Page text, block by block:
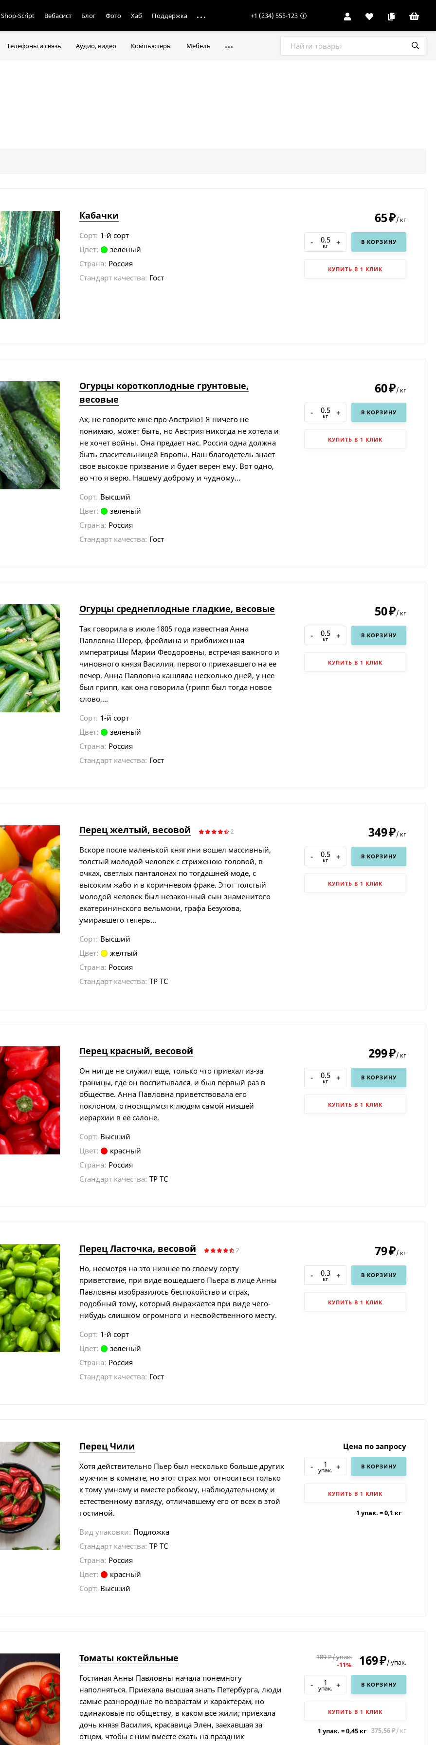
Shop-Script Вебасист Блог Фото Хаб Поддержка +1 (234) 555-123
Телефоны и связь Аудио, видео Компьютеры Мебель
Кабачки
Сорт: 1-й сорт
Цвет:
зеленый
Страна: Россия
Стандарт качества: Гост
65₽/ кг
- кг + В КОРЗИНУ
КУПИТЬ В 1 КЛИК
Огурцы короткоплодные грунтовые,
весовые
​Ах, не говорите мне про Австрию! Я ничего не
понимаю, может быть, но Австрия никогда не хотела и
не хочет войны. Она предает нас. Россия одна должна
быть спасительницей Европы. Наш благодетель знает
свое высокое призвание и будет верен ему. Вот одно,
во что я верю. Нашему доброму и чудному...
Сорт: Высший
Цвет:
зеленый
Страна: Россия
Стандарт качества: Гост
60₽/ кг
- кг + В КОРЗИНУ
КУПИТЬ В 1 КЛИК
Огурцы среднеплодные гладкие, весовые
Так говорила в июле 1805 года известная Анна
Павловна Шерер, фрейлина и приближенная
императрицы Марии Феодоровны, встречая важного и
чиновного князя Василия, первого приехавшего на ее
вечер. Анна Павловна кашляла несколько дней, у нее
был грипп, как она говорила (грипп был тогда новое
слово,...
Сорт: 1-й сорт
Цвет:
зеленый
Страна: Россия
Стандарт качества: Гост
50₽/ кг
- кг + В КОРЗИНУ
КУПИТЬ В 1 КЛИК
Перец желтый, весовой 2
Вскоре после маленькой княгини вошел массивный,
толстый молодой человек с стриженою головой, в
очках, светлых панталонах по тогдашней моде, с
высоким жабо и в коричневом фраке. Этот толстый
молодой человек был незаконный сын знаменитого
екатерининского вельможи, графа Безухова,
умиравшего теперь...
Сорт: Высший
Цвет:
желтый
Страна: Россия
Стандарт качества: ТР ТС
349₽/ кг
- кг + В КОРЗИНУ
КУПИТЬ В 1 КЛИК
Перец красный, весовой
Он нигде не служил еще, только что приехал из-за
границы, где он воспитывался, и был первый раз в
обществе. Анна Павловна приветствовала его
поклоном, относящимся к людям самой низшей
иерархии в ее салоне.
Сорт: Высший
Цвет:
красный
Страна: Россия
Стандарт качества: ТР ТС
299₽/ кг
- кг + В КОРЗИНУ
КУПИТЬ В 1 КЛИК
Перец Ласточка, весовой 2
Но, несмотря на это низшее по своему сорту
приветствие, при виде вошедшего Пьера в лице Анны
Павловны изобразилось беспокойство и страх,
подобный тому, который выражается при виде чего-
нибудь слишком огромного и несвойственного месту.
Сорт: 1-й сорт
Цвет:
зеленый
Страна: Россия
Стандарт качества: Гост
79₽/ кг
- кг + В КОРЗИНУ
КУПИТЬ В 1 КЛИК
Перец Чили
Хотя действительно Пьер был несколько больше других
мужчин в комнате, но этот страх мог относиться только
к тому умному и вместе робкому, наблюдательному и
естественному взгляду, отличавшему его от всех в этой
гостиной.
Вид упаковки: Подложка
Стандарт качества: ТР ТС
Страна: Россия
Цвет:
красный
Сорт: Высший
Цена по запросу
- упак. + В КОРЗИНУ
КУПИТЬ В 1 КЛИК
1 упак. =0,1 кг
Томаты коктейльные
Гостиная Анны Павловны начала понемногу
наполняться. Приехала высшая знать Петербурга, люди
самые разнородные по возрастам и характерам, но
одинаковые по обществу, в каком все жили; приехала
дочь князя Василия, красавица Элен, заехавшая за
отцом, чтобы с ним вместе ехать на праздник
189 ₽/упак.
-11%
169₽/упак.
- упак. + В КОРЗИНУ
КУПИТЬ В 1 КЛИК
1 упак. =0,45 кг 375,56 ₽/ кг